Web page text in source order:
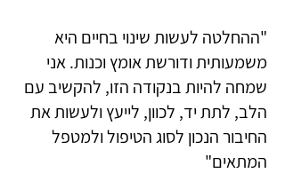
"ההחלטה לעשות שינוי בחיים היא
משמעותית ודורשת אומץ וכנות. אני
שמחה להיות בנקודה הזו, להקשיב עם
הלב, לתת יד, לכוון, לייעץ ולעשות את
החיבור הנכון לסוג הטיפול ולמטפל
המתאים"